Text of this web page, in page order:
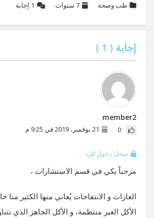
طب وصحة 7 سنوات 1 إجابة
إجابة ( 1
)
member2
0 21 نوفمبر، 2019 في 9:25 م
سجل دخول للرد
مرحباً بكي في قسم الاستشارات ،
الغازات و الانتفاخات يُعاني منها الكثير
الأكل الغير منتظمة، و الأكل الجاهز الذي